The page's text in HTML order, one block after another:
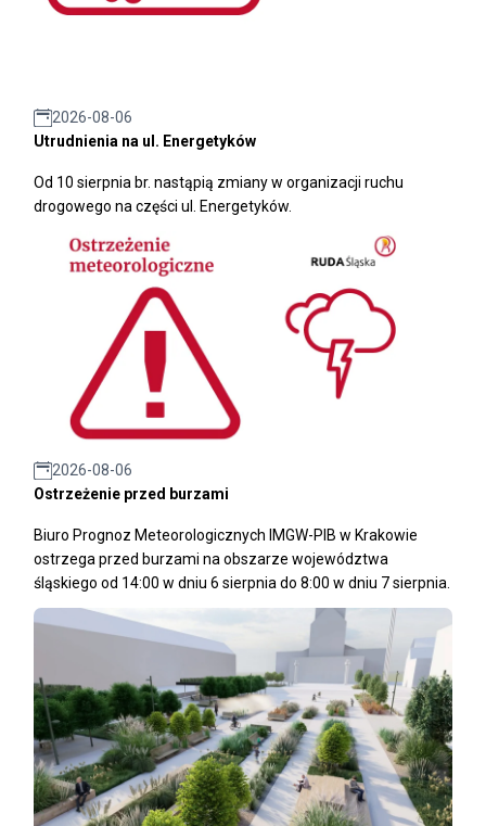
2026-08-06
Utrudnienia na ul. Energetyków
Od 10 sierpnia br. nastąpią zmiany w organizacji ruchu
drogowego na części ul. Energetyków.
2026-08-06
Ostrzeżenie przed burzami
Biuro Prognoz Meteorologicznych IMGW-PIB w Krakowie
ostrzega przed burzami na obszarze województwa
śląskiego od 14:00 w dniu 6 sierpnia do 8:00 w dniu 7 sierpnia.